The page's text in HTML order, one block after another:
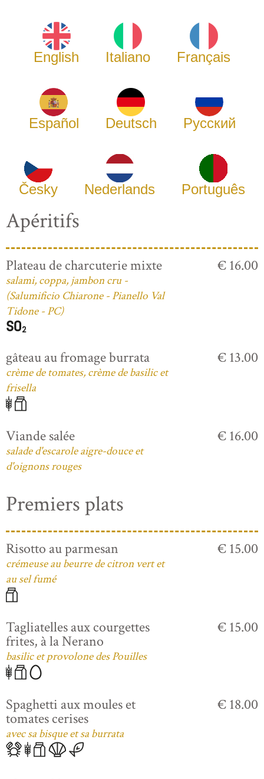
English Italiano Français
Español Deutsch Русский
Česky Nederlands Português
Apéritifs
Plateau de charcuterie mixte
salami, coppa, jambon cru -
(Salumificio Chiarone - Pianello Val
Tidone - PC)
€ 16.00
gâteau au fromage burrata
crème de tomates, crème de basilic et
frisella
€ 13.00
Viande salée
salade d'escarole aigre-douce et
d'oignons rouges
€ 16.00
Premiers plats
Risotto au parmesan
crémeuse au beurre de citron vert et
au sel fumé
€ 15.00
Tagliatelles aux courgettes
frites, à la Nerano
basilic et provolone des Pouilles
€ 15.00
Spaghetti aux moules et
tomates cerises
avec sa bisque et sa burrata
€ 18.00